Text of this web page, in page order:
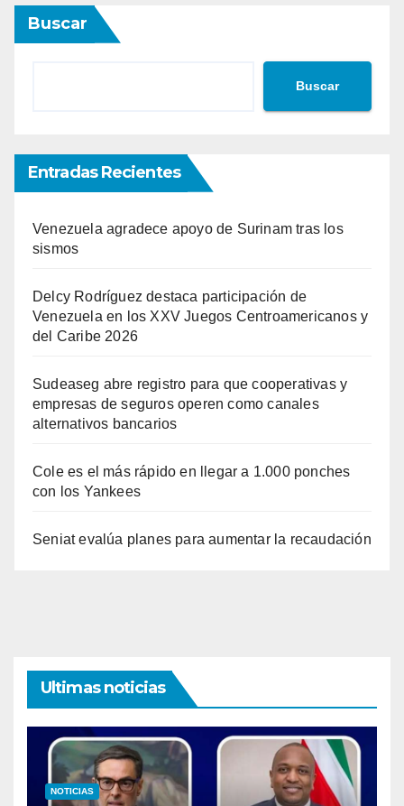
Buscar
Buscar
Entradas Recientes
Venezuela agradece apoyo de Surinam tras los
sismos
Delcy Rodríguez destaca participación de
Venezuela en los XXV Juegos Centroamericanos y
del Caribe 2026
Sudeaseg abre registro para que cooperativas y
empresas de seguros operen como canales
alternativos bancarios
Cole es el más rápido en llegar a 1.000 ponches
con los Yankees
Seniat evalúa planes para aumentar la recaudación
Ultimas noticias
NOTICIAS